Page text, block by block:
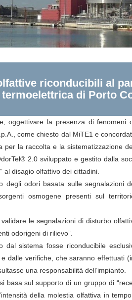
riconducibili al
di Porto
oggettivare la presenza di fenomeni
come chiesto dal MiTE1 e
la raccolta e la sistematizzazione
2.0 sviluppato e gestito dalla
al disagio olfattivo dei cittadini.
odori basata sulle segnalazioni
osmogene presenti sul
le segnalazioni di disturbo
odorigeni di rilievo”.
sistema fosse riconducibile
dalle verifiche, che saranno effettuati
una responsabilità dell’impianto.
sul supporto di un gruppo di
della molestia olfattiva in